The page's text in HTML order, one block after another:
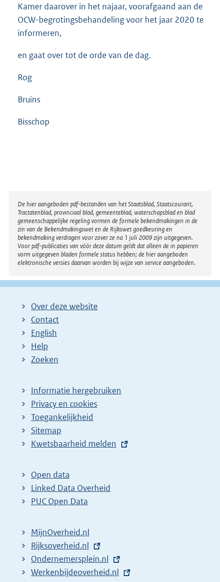
Kamer daarover in het najaar, voorafgaand aan de
OCW-begrotingsbehandeling voor het jaar 2020 te
informeren,
en gaat over tot de orde van de dag.
Rog
Bruins
Bisschop
Disclaimer
De hier aangeboden pdf-bestanden van het Staatsblad, Staatscourant,
Tractatenblad, provinciaal blad, gemeenteblad, waterschapsblad en blad
gemeenschappelijke regeling vormen de formele bekendmakingen in de
zin van de Bekendmakingswet en de Rijkswet goedkeuring en
bekendmaking verdragen voor zover ze na 1 juli 2009 zijn uitgegeven.
Voor pdf-publicaties van vóór deze datum geldt dat alleen de in papieren
vorm uitgegeven bladen formele status hebben; de hier aangeboden
elektronische versies daarvan worden bij wijze van service aangeboden.
Over deze website
Contact
English
Help
Zoeken
Informatie hergebruiken
Privacy en cookies
Toegankelijkheid
Sitemap
E
t
e
r
l
i
n
k
Kwetsbaarheid melden
Open data
Linked Data Overheid
PUC Open Data
MijnOverheid.nl
E
x
t
Rijksoverheid.nl
E
x
Ondernemersplein.nl
E
Werkenbijdeoverheid.nl